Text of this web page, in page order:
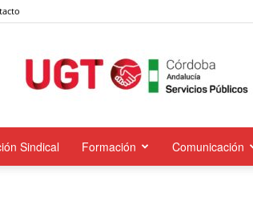
Sindical Formación Comunicación